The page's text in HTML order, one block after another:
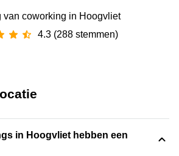
van ‪coworking‬ in Hoogvliet
4.3 (288 stemmen)
in Hoogvliet hebben een